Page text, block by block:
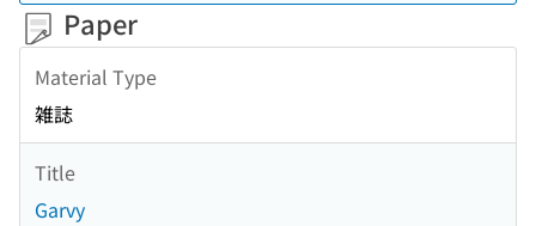
Paper
Material Type
雑誌
Title
Garvy